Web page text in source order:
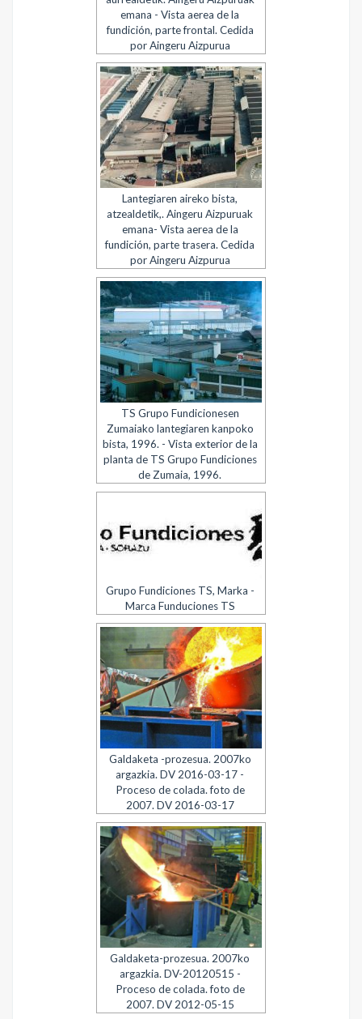
emana - Vista aerea de la
fundición, parte frontal. Cedida
por Aingeru Aizpurua
Lantegiaren aireko bista,
atzealdetik,. Aingeru Aizpuruak
emana- Vista aerea de la
fundición, parte trasera. Cedida
por Aingeru Aizpurua
TS Grupo Fundicionesen
Zumaiako lantegiaren kanpoko
bista, 1996. - Vista exterior de la
planta de TS Grupo Fundiciones
de Zumaia, 1996.
Grupo Fundiciones TS, Marka -
Marca Funduciones TS
Galdaketa -prozesua. 2007ko
argazkia. DV 2016-03-17 -
Proceso de colada. foto de
2007. DV 2016-03-17
Galdaketa-prozesua. 2007ko
argazkia. DV-20120515 -
Proceso de colada. foto de
2007. DV 2012-05-15